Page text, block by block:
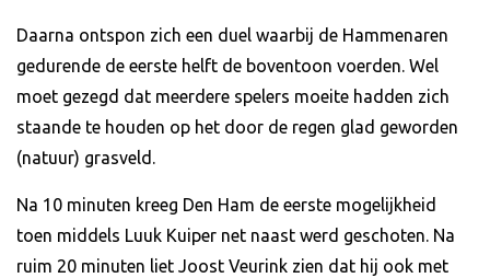
Daarna ontspon zich een duel waarbij de Hammenaren
gedurende de eerste helft de boventoon voerden. Wel
moet gezegd dat meerdere spelers moeite hadden zich
staande te houden op het door de regen glad geworden
(natuur) grasveld.
Na 10 minuten kreeg Den Ham de eerste mogelijkheid
toen middels Luuk Kuiper net naast werd geschoten. Na
ruim 20 minuten liet Joost Veurink zien dat hij ook met